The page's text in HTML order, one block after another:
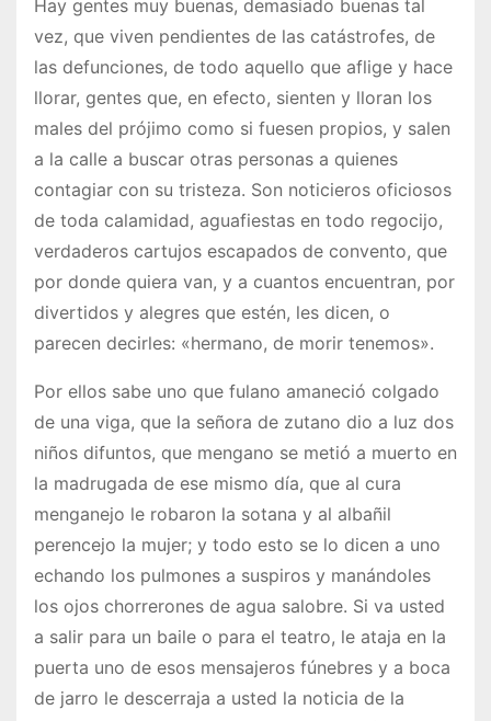
Hay gentes muy buenas, demasiado buenas tal
vez, que viven pendientes de las catástrofes, de
las defunciones, de todo aquello que aflige y hace
llorar, gentes que, en efecto, sienten y lloran los
males del prójimo como si fuesen propios, y salen
a la calle a buscar otras personas a quienes
contagiar con su tristeza. Son noticieros oficiosos
de toda calamidad, aguafiestas en todo regocijo,
verdaderos cartujos escapados de convento, que
por donde quiera van, y a cuantos encuentran, por
divertidos y alegres que estén, les dicen, o
parecen decirles: «hermano, de morir tenemos».
Por ellos sabe uno que fulano amaneció colgado
de una viga, que la señora de zutano dio a luz dos
niños difuntos, que mengano se metió a muerto en
la madrugada de ese mismo día, que al cura
menganejo le robaron la sotana y al albañil
perencejo la mujer; y todo esto se lo dicen a uno
echando los pulmones a suspiros y manándoles
los ojos chorrerones de agua salobre. Si va usted
a salir para un baile o para el teatro, le ataja en la
puerta uno de esos mensajeros fúnebres y a boca
de jarro le descerraja a usted la noticia de la